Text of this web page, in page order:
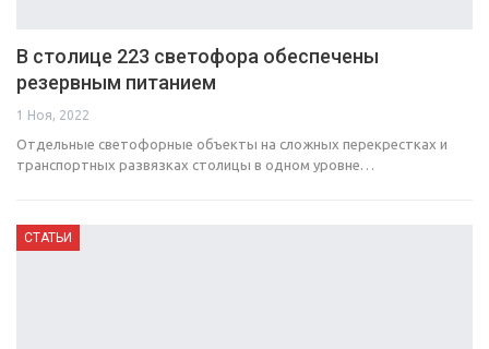
В столице 223 светофора обеспечены
резервным питанием
1 Ноя, 2022
Отдельные светофорные объекты на сложных перекрестках и
транспортных развязках столицы в одном уровне…
СТАТЬИ